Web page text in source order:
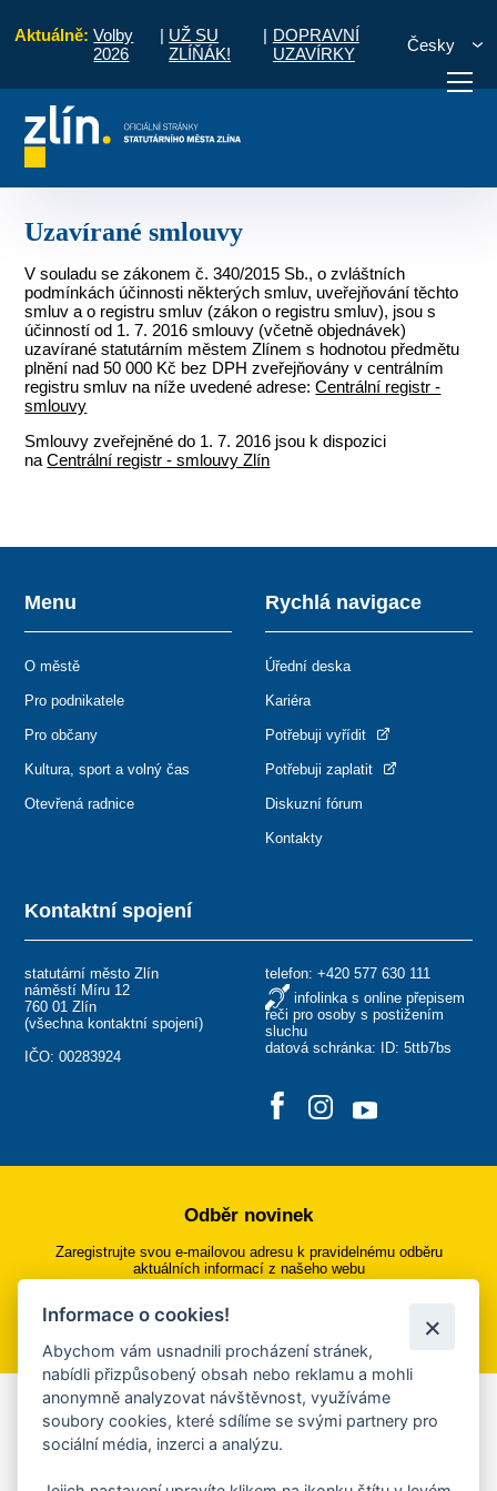
Aktuálně: Volby
2026
| UŽ SU
ZLÍŇÁK!
| DOPRAVNÍ
UZAVÍRKY
Česky
Potřebuji zaplatit
Uzavírané smlouvy
V souladu se zákonem č. 340/2015 Sb., o zvláštních
podmínkách účinnosti některých smluv, uveřejňování těchto
smluv a o registru smluv (zákon o registru smluv), jsou s
účinností od 1. 7. 2016 smlouvy (včetně objednávek)
uzavírané statutárním městem Zlínem s hodnotou předmětu
plnění nad 50 000 Kč bez DPH zveřejňovány v centrálním
registru smluv na níže uvedené adrese:Centrální registr -
smlouvy
Smlouvy zveřejněné do 1. 7. 2016 jsou k dispozici
naCentrální registr - smlouvy Zlín
Kontaktní spojení
statutární město Zlín
náměstí Míru 12
760 01 Zlín
(všechna kontaktní spojení)
IČO: 00283924
telefon: +420 577 630 111
infolinka s online přepisem
řeči pro osoby s postižením
sluchu
datová schránka: ID: 5ttb7bs
Menu
O městě
Pro podnikatele
Pro občany
Kultura, sport a volný čas
Otevřená radnice
Rychlá navigace
Úřední deska
Kariéra
Potřebuji vyřídit
Potřebuji zaplatit
Diskuzní fórum
Kontakty
Odběr novinek
Zaregistrujte svou e-mailovou adresu k pravidelnému odběru
aktuálních informací z našeho webu
Přihlásit se k odběru
Aplikace Mobilní rozhlas
Chcete dostávat do svého mobilu či mailu upozornění na
Informace o cookies!
Abychom vám usnadnili procházení stránek,
nabídli přizpůsobený obsah nebo reklamu a mohli
anonymně analyzovat návštěvnost, využíváme
soubory cookies, které sdílíme se svými partnery pro
sociální média, inzerci a analýzu.